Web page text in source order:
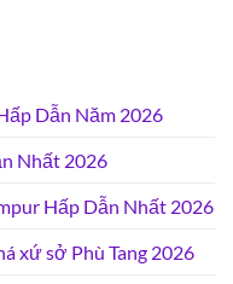
Dẫn Năm 2026
Nhất 2026
Hấp Dẫn Nhất 2026
xứ sở Phù Tang 2026